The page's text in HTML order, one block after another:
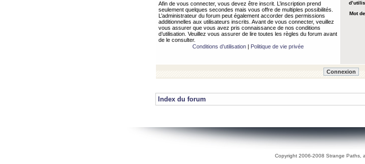
Afin de vous connecter, vous devez être inscrit. L’inscription prend
seulement quelques secondes mais vous offre de multiples possibilités.
L’administrateur du forum peut également accorder des permissions
additionnelles aux utilisateurs inscrits. Avant de vous connecter, veuillez
vous assurer que vous avez pris connaissance de nos conditions
d’utilisation. Veuillez vous assurer de lire toutes les règles du forum avant
de le consulter.
Conditions d’utilisation| Politique de vie privée
Mot
Index du forum
Copyright 2006-2008 Strange Paths,